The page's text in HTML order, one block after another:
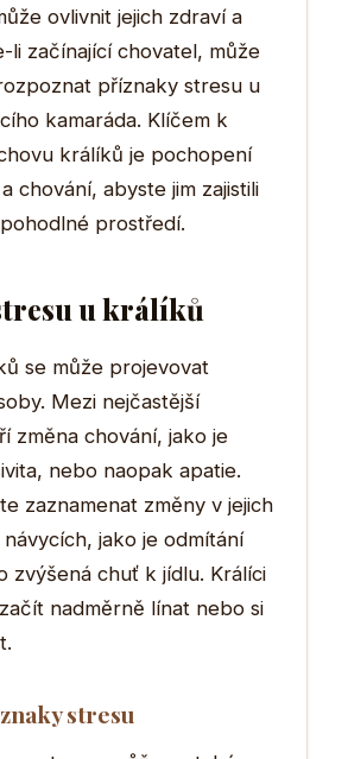
ovlivnit jejich zdraví a
li začínající chovatel, může
příznaky stresu u
kamaráda. Klíčem k
králíků je pochopení
chování, abyste jim zajistili
prostředí.
u králíků
se může projevovat
Mezi nejčastější
změna chování, jako je
nebo naopak apatie.
zaznamenat změny v jejich
jako je odmítání
zvýšená chuť k jídlu. Králíci
nadměrně línat nebo si
stresu